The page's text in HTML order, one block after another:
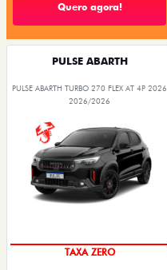
Quero agora!
PULSE ABARTH
PULSE ABARTH TURBO 270 FLEX AT 4P 2026
2026/2026
TAXA ZERO